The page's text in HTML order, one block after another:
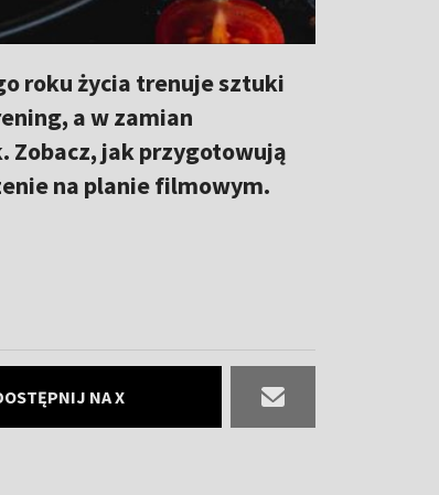
roku życia trenuje sztuki
a w zamian
Zobacz, jak przygotowują
na planie filmowym.
NA X